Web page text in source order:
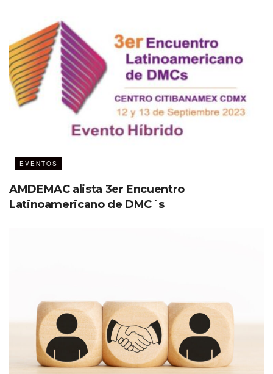
sitial de privilegio”, Arnaldo
Nardone, director de FIEXPO
Exhibitions Group.
FIEXPO Latin America 2023se llevará a cabo en Panamá,
del 19 al 22 de junio.
fiexpolatinamerica.com
EVENTOS
AMDEMAC alista 3er Encuentro
Latinoamericano de DMC´s